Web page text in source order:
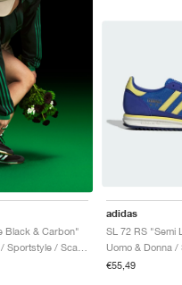
Black & Carbon"
adidas
€55,49